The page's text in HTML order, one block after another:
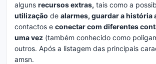
alguns recursos extras, tais como a
utilização de alarmes, guardar a história
contactos e conectar com diferentes
uma vez (também conhecido como
outros. Após a listagem das principais
amsn.